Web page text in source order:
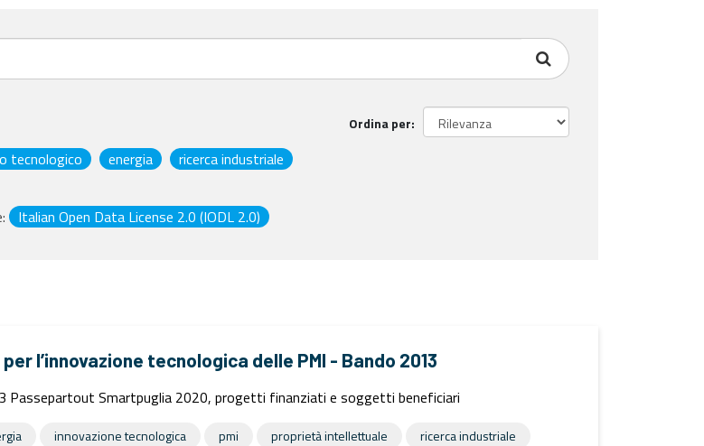
Ordina per
tecnologico energia
ricerca industriale
Italian Open Data License 2.0 (IODL 2.0)
l’innovazione tecnologica delle PMI - Bando 2013
Passepartout Smartpuglia 2020, progetti finanziati e soggetti beneficiari
innovazione tecnologica pmi proprietà intellettuale
ricerca industriale